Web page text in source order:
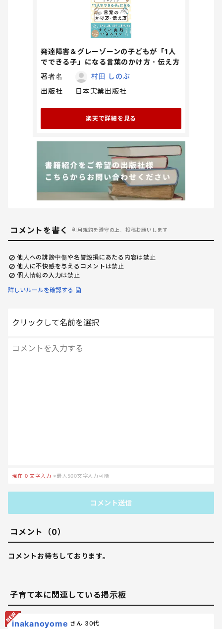
発達障害＆グレーゾーンの子どもが「1人
でできる子」になる言葉のかけ方・伝え方
著者名
村田 しのぶ
出版社
日本実業出版社
楽天で詳細を見る
コメントを書く 利用規約を遵守の上、投稿お願いします
他人への誹謗中傷や名誉毀損にあたる内容は禁止
他人に不快感を与えるコメントは禁止
個人情報の入力は禁止
詳しいルールを確認する
クリックして名前を選択
現在 0 文字入力 ※最大500文字入力可能
コメント送信
コメント（0）
コメントお待ちしております。
子育て本に関連している掲示板
inakanoyome さん 30代